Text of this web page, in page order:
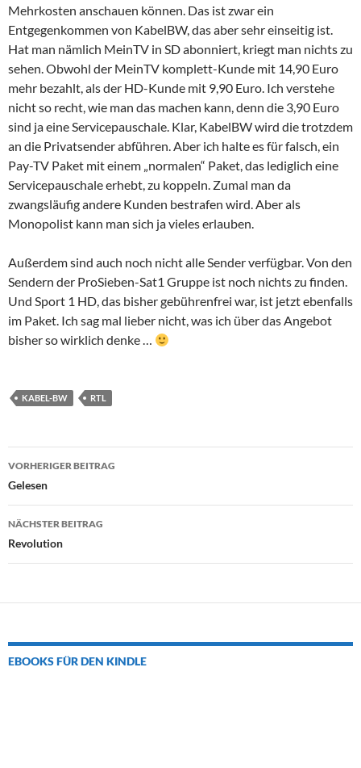
Mehrkosten anschauen können. Das ist zwar ein
Entgegenkommen von KabelBW, das aber sehr einseitig ist.
Hat man nämlich MeinTV in SD abonniert, kriegt man nichts zu
sehen. Obwohl der MeinTV komplett-Kunde mit 14,90 Euro
mehr bezahlt, als der HD-Kunde mit 9,90 Euro. Ich verstehe
nicht so recht, wie man das machen kann, denn die 3,90 Euro
sind ja eine Servicepauschale. Klar, KabelBW wird die trotzdem
an die Privatsender abführen. Aber ich halte es für falsch, ein
Pay-TV Paket mit einem „normalen“ Paket, das lediglich eine
Servicepauschale erhebt, zu koppeln. Zumal man da
zwangsläufig andere Kunden bestrafen wird. Aber als
Monopolist kann man sich ja vieles erlauben.
Außerdem sind auch noch nicht alle Sender verfügbar. Von den
Sendern der ProSieben-Sat1 Gruppe ist noch nichts zu finden.
Und Sport 1 HD, das bisher gebührenfrei war, ist jetzt ebenfalls
im Paket. Ich sag mal lieber nicht, was ich über das Angebot
bisher so wirklich denke …
KABEL-BW RTL
Beitrags-
Navigation
VORHERIGER BEITRAG
Gelesen
NÄCHSTER BEITRAG
Revolution
EBOOKS FÜR DEN KINDLE